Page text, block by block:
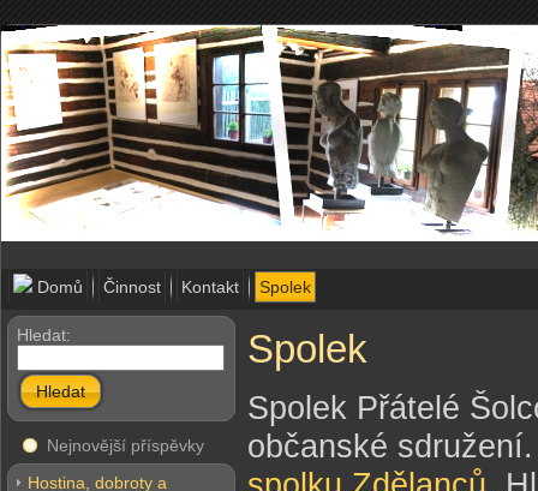
Domů Činnost Kontakt Spolek
Hledat:
Hledat
Nejnovější příspěvky
Hostina, dobroty a
Spolek
Spolek Přátelé
občanské